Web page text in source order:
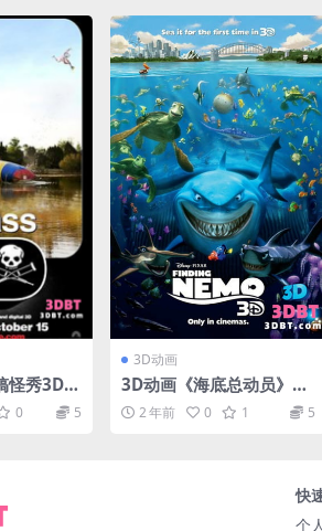
怪秀3D》
0 5
3D动画
3D动画《海底总动员》电
影下载 左右格式 3D版 高
清蓝光原盘 MKV 网盘 下
2 年前 0 1 5
快
个